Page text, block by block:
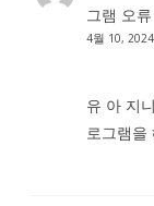
그램 오
4월 10, 2024
유 아 지
로그램을